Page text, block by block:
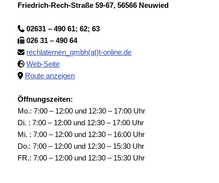
Friedrich-Rech-Straße 59-67, 56566 Neuwied
02631 – 490 61; 62; 63
026 31 – 490 64
rechlaternen_gmbh(at)t-online.de
Web-Seite
Route anzeigen
Öffnungszeiten:
Mo.: 7:00 – 12:00 und 12:30 – 17:00 Uhr
Di. : 7:00 – 12:00 und 12:30 – 17:00 Uhr
Mi. : 7:00 – 12:00 und 12:30 – 16:00 Uhr
Do.: 7:00 – 12:00 und 12:30 – 15:30 Uhr
FR.: 7:00 – 12:00 und 12:30 – 15:30 Uhr